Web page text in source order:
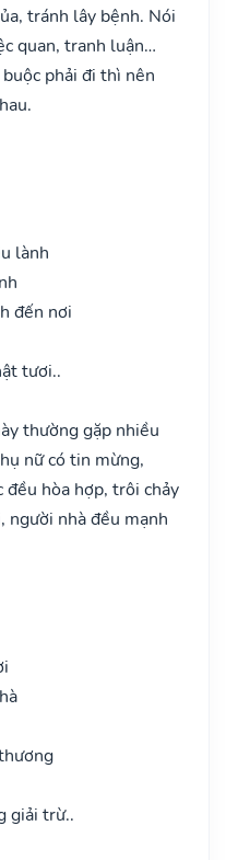
tránh lây bệnh. Nói
quan, tranh luận…
phải đi thì nên
lành
đến nơi
tươi..
thường gặp nhiều
nữ có tin mừng,
đều hòa hợp, trôi chảy
người nhà đều mạnh
giải trừ..